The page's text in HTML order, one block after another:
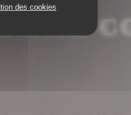
des cookies